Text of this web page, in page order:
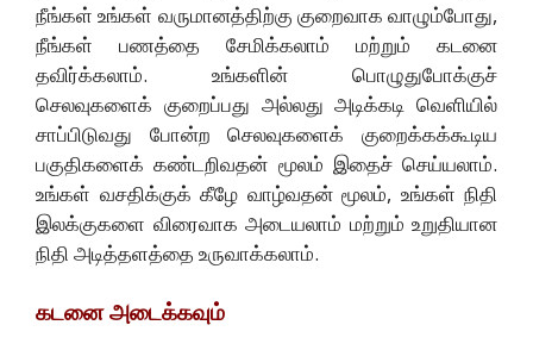
நீங்கள் உங்கள் வருமானத்திற்கு குறைவாக வாழும்போது,
நீங்கள் பணத்தை சேமிக்கலாம் மற்றும் கடனை
தவிர்க்கலாம். உங்களின் பொழுதுபோக்குச்
செலவுகளைக் குறைப்பது அல்லது அடிக்கடி வெளியில்
சாப்பிடுவது போன்ற செலவுகளைக் குறைக்கக்கூடிய
பகுதிகளைக் கண்டறிவதன் மூலம் இதைச் செய்யலாம்.
உங்கள் வசதிக்குக் கீழே வாழ்வதன் மூலம், உங்கள் நிதி
இலக்குகளை விரைவாக அடையலாம் மற்றும் உறுதியான
நிதி அடித்தளத்தை உருவாக்கலாம்.
கடனை அடைக்கவும்